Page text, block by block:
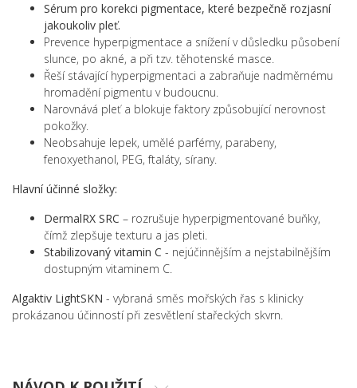
Sérum pro korekci pigmentace, které bezpečně rozjasní
jakoukoliv pleť.
Prevence hyperpigmentace a snížení v důsledku působení
slunce, po akné, a při tzv. těhotenské masce.
Řeší stávající hyperpigmentaci a zabraňuje nadměrnému
hromadění pigmentu v budoucnu.
Narovnává pleť a blokuje faktory způsobující nerovnost
pokožky.
Neobsahuje lepek, umělé parfémy, parabeny,
fenoxyethanol, PEG, ftaláty, sírany.
Hlavní účinné složky:
DermalRX SRC – rozrušuje hyperpigmentované buňky,
čímž zlepšuje texturu a jas pleti.
Stabilizovaný vitamin C - nejúčinnějším a nejstabilnějším
dostupným vitaminem C.
Algaktiv LightSKN - vybraná směs mořských řas s klinicky
prokázanou účinností při zesvětlení stařeckých skvrn.